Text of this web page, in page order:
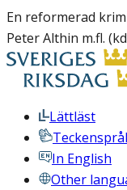
En reformerad
Peter Althin m.fl.
Lättläst
In English
Other